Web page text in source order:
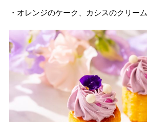
・オレンジのケーク、カシスのクリーム